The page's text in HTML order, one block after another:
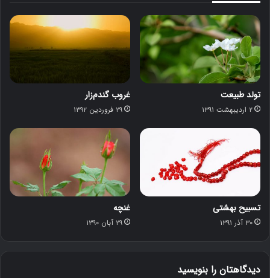
تولد طبیعت
۲ اردیبهشت ۱۳۹۱
غروب گندم‌زار
۲۹ فروردین ۱۳۹۲
تسبیح بهشتی
۳۰ آذر ۱۳۹۱
غنچه
۲۹ آبان ۱۳۹۰
دیدگاهتان را بنویسید